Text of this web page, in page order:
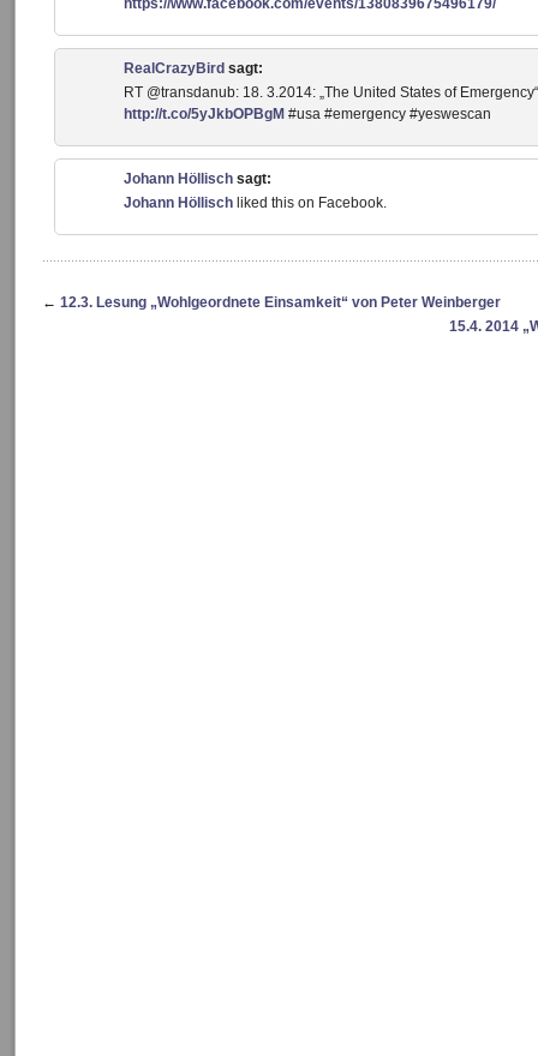
https://www.facebook.com/events/1380839675496179/
RealCrazyBird sagt:
RT @transdanub: 18. 3.2014: „The United States of
http://t.co/5yJkbOPBgM #usa #emergency #yeswescan
Johann Höllisch sagt:
Johann Höllisch liked this on Facebook.
← 12.3. Lesung „Wohlgeordnete Einsamkeit“ von Peter Weinberger
15.4. 2014